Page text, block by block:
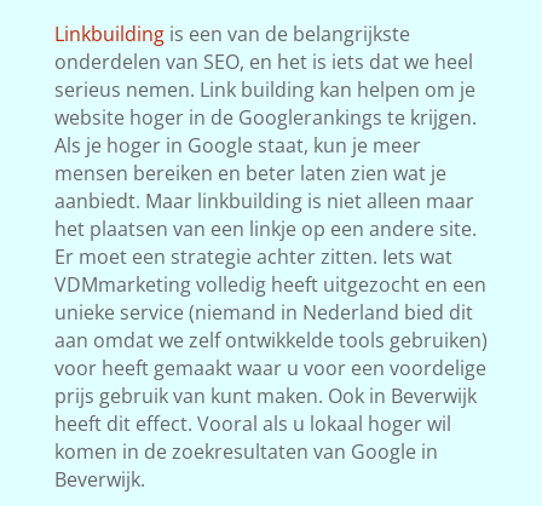
Linkbuildingis een van de belangrijkste
onderdelen van SEO, en het is iets dat we heel
serieus nemen. Link building kan helpen om je
website hoger in de Googlerankings te krijgen.
Als je hoger in Google staat, kun je meer
mensen bereiken en beter laten zien wat je
aanbiedt. Maar linkbuilding is niet alleen maar
het plaatsen van een linkje op een andere site.
Er moet een strategie achter zitten. Iets wat
VDMmarketing volledig heeft uitgezocht en een
unieke service (niemand in Nederland bied dit
aan omdat we zelf ontwikkelde tools gebruiken)
voor heeft gemaakt waar u voor een voordelige
prijs gebruik van kunt maken. Ook in Beverwijk
heeft dit effect. Vooral als u lokaal hoger wil
komen in de zoekresultaten van Google in
Beverwijk.